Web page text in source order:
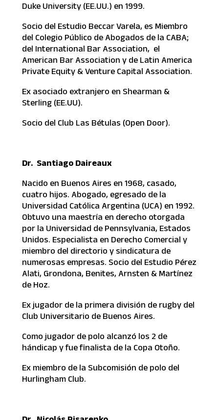
Duke University (EE.UU.) en 1999.
Socio del Estudio Beccar Varela, es Miembro
del Colegio Público de Abogados de la CABA;
del International Bar Association, el
American Bar Association y de Latin America
Private Equity & Venture Capital Association.
Ex asociado extranjero en Shearman &
Sterling (EE.UU).
Socio del Club Las Bétulas (Open Door).
Dr. Santiago Daireaux
Nacido en Buenos Aires en 1968, casado,
cuatro hijos. Abogado, egresado de la
Universidad Católica Argentina (UCA) en 1992.
Obtuvo una maestría en derecho otorgada
por la Universidad de Pennsylvania, Estados
Unidos. Especialista en Derecho Comercial y
miembro del directorio y sindicatura de
numerosas empresas. Socio del Estudio Pérez
Alati, Grondona, Benites, Arnsten & Martínez
de Hoz.
Ex jugador de la primera división de rugby del
Club Universitario de Buenos Aires.
Como jugador de polo alcanzó los 2 de
hándicap y fue finalista de la Copa Otoño.
Ex miembro de la Subcomisión de polo del
Hurlingham Club.